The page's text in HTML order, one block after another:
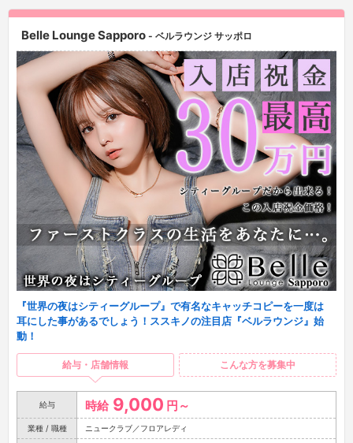
Belle Lounge Sapporo - ベルラウンジ サッポロ
『世界の夜はシティーグループ』で有名なキャッチコピーを一度は
耳にした事があるでしょう！ススキノの注目店『ベルラウンジ』始
動！
給与・店舗情報 こんな方を募集中
給与 時給 9,000 円～
業種 / 職種 ニュークラブ／フロアレディ